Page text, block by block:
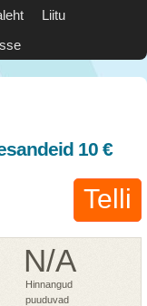
Liitu
10 €
Telli
N/A
Hinnangud
puuduvad